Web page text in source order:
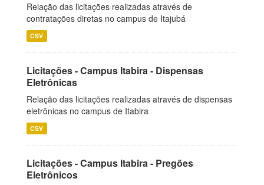
Relação das licitações realizadas através de
contratações diretas no campus de Itajubá
CSV
Licitações - Campus Itabira - Dispensas
Eletrônicas
Relação das licitações realizadas através de dispensas
eletrônicas no campus de Itabira
CSV
Licitações - Campus Itabira - Pregões
Eletrônicos